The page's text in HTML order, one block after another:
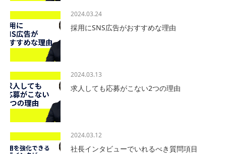
2024.03.24
採用にSNS広告がおすすめな理由
2024.03.13
求人しても応募がこない2つの理由
2024.03.12
社長インタビューでいれるべき質問項目